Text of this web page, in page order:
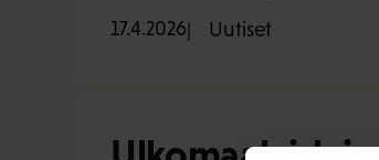
17.4.2026 Uutiset